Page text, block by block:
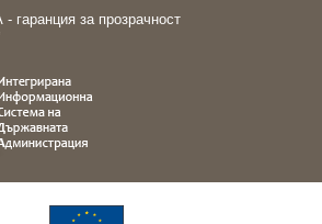
гаранция за прозрачност